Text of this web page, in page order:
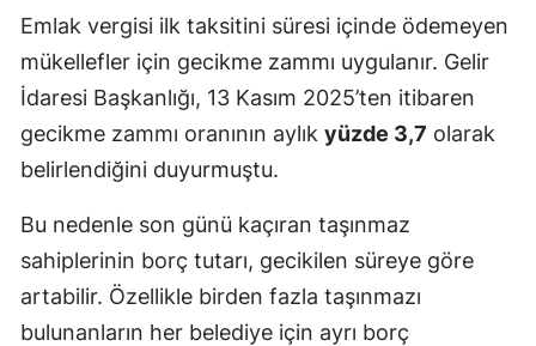
Emlak vergisi ilk taksitini süresi içinde ödemeyen
mükellefler için gecikme zammı uygulanır. Gelir
İdaresi Başkanlığı, 13 Kasım 2025’ten itibaren
gecikme zammı oranının aylık yüzde 3,7 olarak
belirlendiğini duyurmuştu.
Bu nedenle son günü kaçıran taşınmaz
sahiplerinin borç tutarı, gecikilen süreye göre
artabilir. Özellikle birden fazla taşınmazı
bulunanların her belediye için ayrı borç